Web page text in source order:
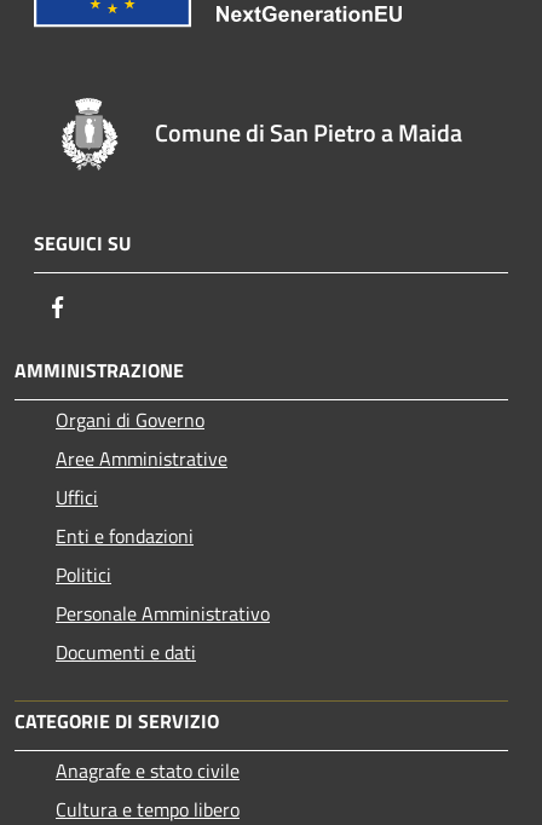
Comune di San Pietro a Maida
SEGUICI SU
AMMINISTRAZIONE
Organi di Governo
Aree Amministrative
Uffici
Enti e fondazioni
Politici
Personale Amministrativo
Documenti e dati
CATEGORIE DI SERVIZIO
Anagrafe e stato civile
Cultura e tempo libero